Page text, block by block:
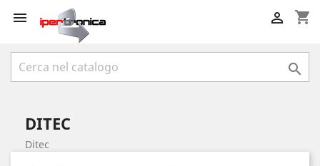
 shopping_cart


DITEC
Ditec